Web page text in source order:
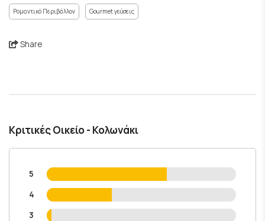
Ρομαντικό Περιβάλλον Gourmet γεύσεις
Share
Κριτικές Οικείο - Κολωνάκι
5
4
3